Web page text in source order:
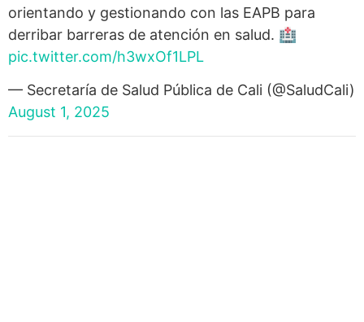
orientando y gestionando con las EAPB para
derribar barreras de atención en salud. 🏥
pic.twitter.com/h3wxOf1LPL
— Secretaría de Salud Pública de Cali (@SaludCali)
August 1, 2025